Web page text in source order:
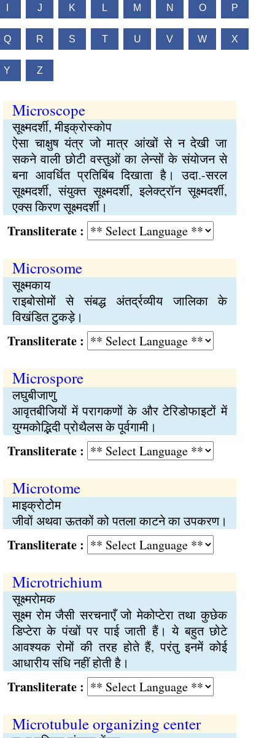
J K L M N O P
Q R S T U V W X
Y Z
Microscope
सूक्ष्मदर्शी, मीइक्रोस्कोप
ऐसा चाक्षुष यंत्र जो मात्र आंखों से न देखी जा
सकने वाली छोटी वस्तुओं का लेन्सों के संयोजन से
बना आवर्धित प्रतिबिंब दिखाता है। उदा.-सरल
सूक्ष्मदर्शी, संयुक्त सूक्ष्मदर्शी, इलेक्ट्रॉन सूक्ष्मदर्शी,
एक्स किरण सूक्ष्मदर्शी।
:
Microsome
सूक्ष्मकाय
राइबोसोमों से संबद्ध अंतर्द्रव्यीय जालिका के
विखंडित टुकड़े।
:
Microspore
लघुबीजाणु
आवृतबीजियों में परागकणों के और टेरिडोफाइटों में
युग्मकोद्भिदी प्रोथैलस के पूर्वगामी।
:
Microtome
माइक्रोटोम
जीवों अथवा ऊतकों को पतला काटने का उपकरण।
:
Microtrichium
सूक्ष्मरोमक
सूक्ष्म रोम जैसी सरचनाएँ जो मेकोप्टेरा तथा कुछेक
डिप्टेरा के पंखों पर पाई जाती हैं। ये बहुत छोटे
आवश्यक रोमों की तरह होते हैं, परंतु इनमें कोई
आधारीय संधि नहीं होती है।
:
Microtubule organizing center